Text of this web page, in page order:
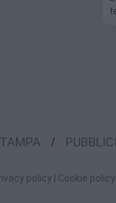
policy| Cookie policy